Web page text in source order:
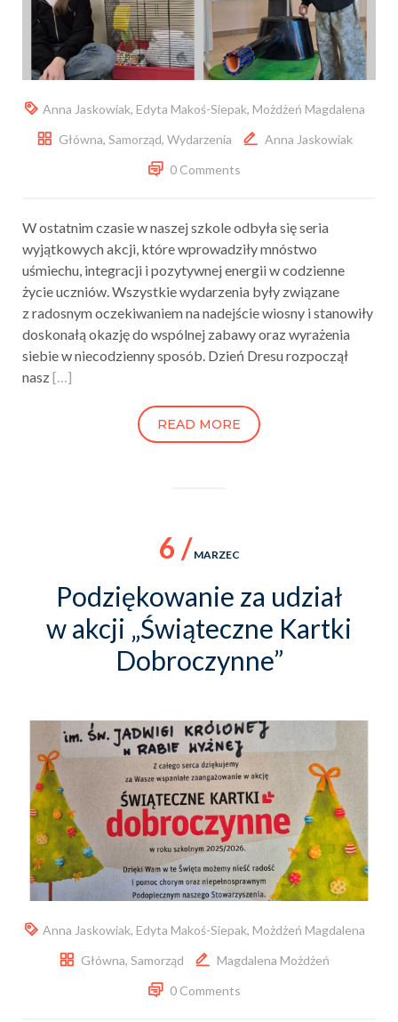
Anna Jaskowiak, Edyta Makoś-Siepak, Możdżeń Magdalena
Główna, Samorząd, Wydarzenia
Anna Jaskowiak
0 Comments
W ostatnim czasie w naszej szkole odbyła się seria
wyjątkowych akcji, które wprowadziły mnóstwo
uśmiechu, integracji i pozytywnej energii w codzienne
życie uczniów. Wszystkie wydarzenia były związane
z radosnym oczekiwaniem na nadejście wiosny i stanowiły
doskonałą okazję do wspólnej zabawy oraz wyrażenia
siebie w niecodzienny sposób. Dzień Dresu rozpoczął
nasz[…]
READ MORE
6 / MARZEC
Podziękowanie za udział
w akcji „Świąteczne Kartki
Dobroczynne”
Anna Jaskowiak, Edyta Makoś-Siepak, Możdżeń Magdalena
Główna, Samorząd
Magdalena Możdżeń
0 Comments